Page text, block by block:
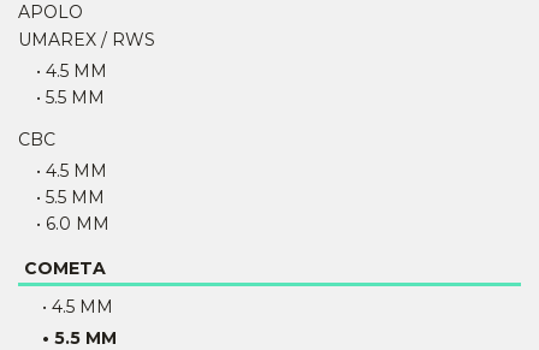
APOLO
UMAREX / RWS
• 4.5 MM
• 5.5 MM
CBC
• 4.5 MM
• 5.5 MM
• 6.0 MM
COMETA
• 4.5 MM
• 5.5 MM